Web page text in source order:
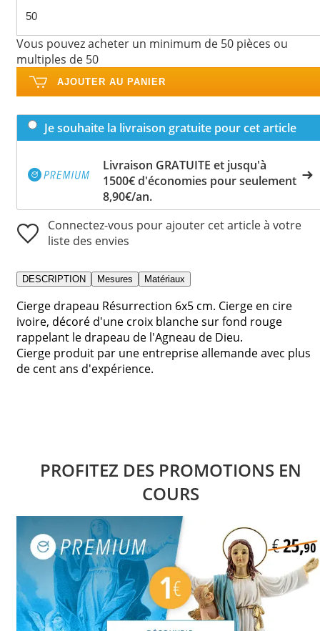
Vous pouvez acheter un minimum de 50 pièces ou
multiples de 50
AJOUTER AU PANIER
Je souhaite la livraison gratuite pour cet article
Livraison GRATUITE et jusqu'à
1500€ d'économies pour seulement
8,90€/an.
Connectez-vous pour ajouter cet article à votre
liste des envies
DESCRIPTION Mesures Matériaux
Cierge drapeau Résurrection 6x5 cm. Cierge en cire
ivoire, décoré d'une croix blanche sur fond rouge
rappelant le drapeau de l'Agneau de Dieu.
Cierge produit par une entreprise allemande avec plus
de cent ans d'expérience.
PROFITEZ DES PROMOTIONS EN
COURS